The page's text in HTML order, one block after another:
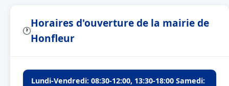
🕐
Horaires d'ouverture de la mairie de
Honfleur
Lundi-Vendredi: 08:30-12:00, 13:30-18:00 Samedi: